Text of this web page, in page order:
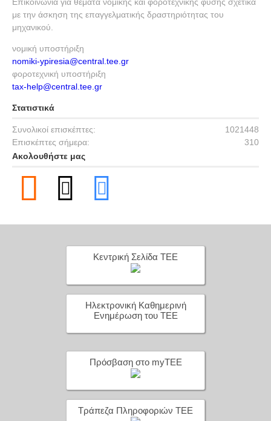
με την άσκηση της επαγγελματικής δραστηριότητας του
μηχανικού.
νομική υποστήριξη
nomiki-ypiresia@central.tee.gr
φοροτεχνική υποστήριξη
tax-help@central.tee.gr
Στατιστικά
1021448
Συνολικοί επισκέπτες:
310
Επισκέπτες σήμερα:
Ακολουθήστε μας
Κεντρική Σελίδα ΤΕΕ
Ηλεκτρονική Καθημερινή
Ενημέρωση του ΤΕΕ
Πρόσβαση στο myTEE
Τράπεζα Πληροφοριών ΤΕΕ